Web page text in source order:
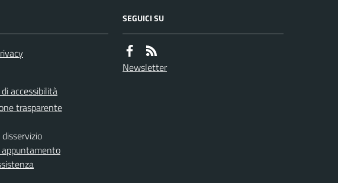
accessibilità
trasparente
SEGUICI SU
Newsletter